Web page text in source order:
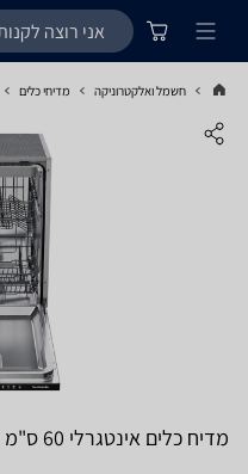
חשמל ואלקטרוניקה מדיחי כלים
מדיח כלים אינטגרלי 60 ס"מ נורמנדה דגם ND-6018